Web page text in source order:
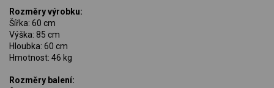
Rozměry výrobku:
Šířka: 60 cm
Výška: 85 cm
Hloubka: 60 cm
Hmotnost: 46 kg
Rozměry balení: